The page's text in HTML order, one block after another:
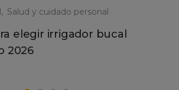
Salud y cuidado personal
elegir irrigador bucal
2026